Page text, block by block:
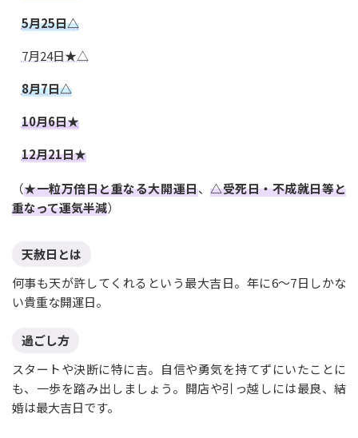
5月25日△
7月24日★△
8月7日△
10月6日★
12月21日★
（★一粒万倍日と重なる大開運日、△受死日・不成就日等と
重なって運気半減）
天赦日とは
何事も天が許してくれるという最大吉日。年に6〜7日しかな
い貴重な開運日。
過ごし方
スタートや決断に特に吉。自信や勇気を持てずにいたことに
も、一歩を踏み出しましょう。開店や引っ越しには最良、結
婚は最大吉日です。